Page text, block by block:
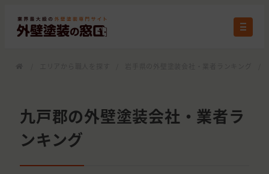
九戸郡の外壁塗装会社・業者ラ
ンキング